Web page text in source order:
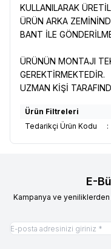
KULLANILARAK
ÜRÜN ARKA
BANT İLE
ÜRÜNÜN MONTAJI
GEREKTİRMEKTEDİR.
UZMAN KİŞİ
Ürün Filtreleri
Tedarikçi Ürün Kodu
:
E-
Kampanya ve